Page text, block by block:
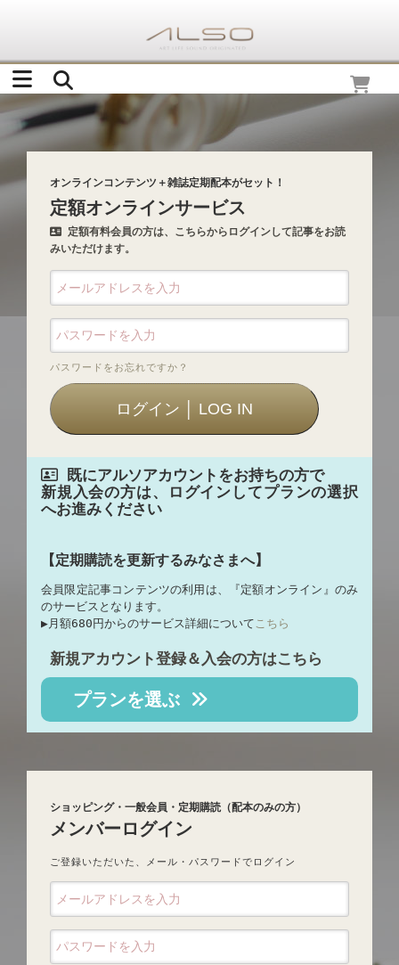
オンラインコンテンツ＋雑誌定期配本がセット！
定額オンラインサービス
定額有料会員の方は、こちらからログインして記事をお読
みいただけます。
パスワードをお忘れですか？
既にアルソアカウントをお持ちの方で
新規入会の方は、ログインしてプランの選択
へお進みください
【定期購読を更新するみなさまへ】
会員限定記事コンテンツの利用は、『定額オンライン』のみ
のサービスとなります。
▶︎月額680円からのサービス詳細についてこちら
新規アカウント登録＆入会の方はこちら
プランを選ぶ
ショッピング・一般会員・定期購読（配本のみの方）
メンバーログイン
ご登録いただいた、メール・パスワードでログイン